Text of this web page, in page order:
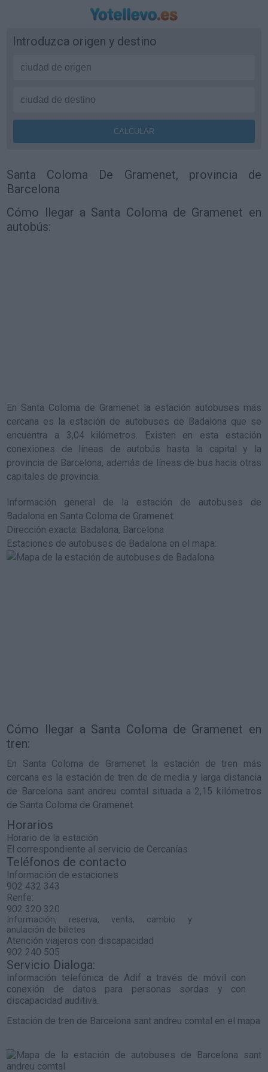
Introduzca origen y destino
Santa Coloma De Gramenet, provincia de
Barcelona
Cómo llegar a Santa Coloma de Gramenet en
autobús:
En Santa Coloma de Gramenet la estación autobuses más
cercana es la estación de autobuses de Badalona que se
encuentra a 3,04 kilómetros. Existen en esta estación
conexiones de líneas de autobús hasta la capital y la
provincia de Barcelona, además de líneas de bus hacia otras
capitales de provincia.
Información general de la estación de autobuses de
Badalona en Santa Coloma de Gramenet:
Dirección exacta: Badalona, Barcelona
Estaciones de autobuses de Badalona en el mapa:
Cómo llegar a Santa Coloma de Gramenet en
tren:
En Santa Coloma de Gramenet la estación de tren más
cercana es la estación de tren de de media y larga distancia
de Barcelona sant andreu comtal situada a 2,15 kilómetros
de Santa Coloma de Gramenet.
Horarios
Horario de la estación
El correspondiente al servicio de Cercanías
Teléfonos de contacto
Información de estaciones
902 432 343
Renfe:
902 320 320
Información, reserva, venta, cambio y
anulación de billetes
Atención viajeros con discapacidad
902 240 505
Servicio Dialoga:
Información telefónica de Adif a través de móvil con
conexión de datos para personas sordas y con
discapacidad auditiva.
Estación de tren de Barcelona sant andreu comtal en el mapa